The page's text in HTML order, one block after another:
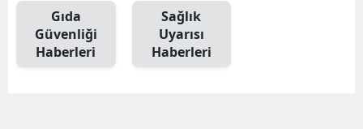
Gıda
Güvenliği
Haberleri
Sağlık
Uyarısı
Haberleri